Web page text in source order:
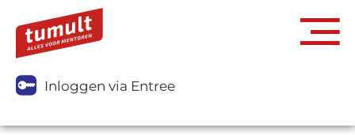
Inloggen via Entree